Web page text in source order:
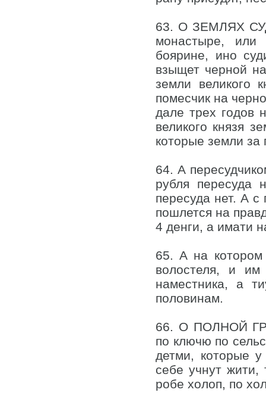
63. О ЗЕМЛЯХ
монастыре, или
боярине, ино
взыщет черной
земли великого
помесчик на
дале трех годов
великого князя
которые земли за
64. А
рубля
пересуда нет. А с
пошлется на
4 денги, а имати
65. А на котором
волостеля, и
наместника, а
половинам.
66. О ПОЛНОЙ
по ключю по
детми, которые
себе учнут
робе холоп, по